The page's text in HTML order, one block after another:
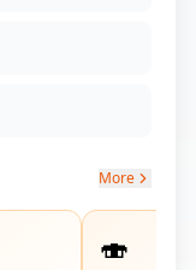
More
🍣